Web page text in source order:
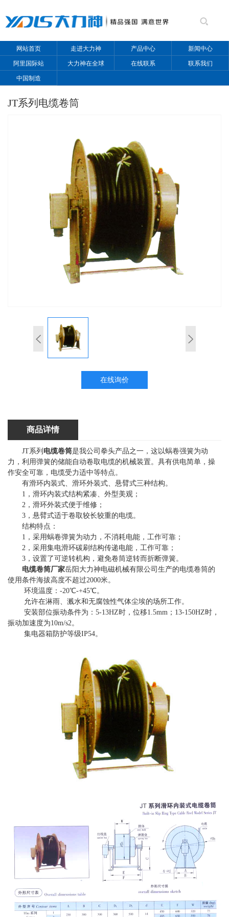
网站首页 走进大力神 产品中心 新闻中心
阿里国际站 大力神在全球 在线联系 联系我们
中国制造
JT系列电缆卷筒
在线询价
商品详情
JT系列 电缆卷筒是我公司拳头产品之一，这以蜗卷强簧为动
力，利用弹簧的储能自动卷取电缆的机械装置。具有供电简单，操
作安全可靠，电缆受力适中等特点。
有滑环内装式、滑环外装式、悬臂式三种结构。
1，滑环内装式结构紧凑、外型美观；
2，滑环外装式便于维修；
3，悬臂式适于卷取较长较重的电缆。
结构特点：
1，采用蜗卷弹簧为动力，不消耗电能，工作可靠；
2，采用集电滑环碳刷结构传递电能，工作可靠；
3，设置了可逆转机构，避免卷筒逆转而折断弹簧。
电缆卷筒厂家岳阳大力神电磁机械有限公司生产的电缆卷筒的
使用条件海拔高度不超过2000米。
环境温度：-20℃-+45℃。
允许在淋雨、溅水和无腐蚀性气体尘埃的场所工作。
安装部位振动条件为：5-13HZ时，位移1.5mm；13-150HZ时，
振动加速度为10m/s2。
集电器箱防护等级IP54。